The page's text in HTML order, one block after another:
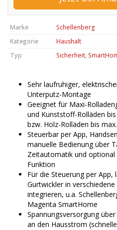
Marke
Schellenberg
Kategorie
Haushalt
Typ
Sicherheit,
Sehr laufruhiger,
Unterputz-Montage
Geeignet für Maxi-
und Kunststoff-Rolläden
bzw. Holz-Rolläden bis
Steuerbar per App,
manuelle Bedienung über
Zeitautomatik und
Funktion
Für die Steuerung per App,
Gurtwickler in
integrieren, u.a.
Magenta SmartHome
Spannungsversorgung
an den Hausstrom